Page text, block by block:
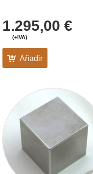
1.295,00 €
(+IVA)
Añadir